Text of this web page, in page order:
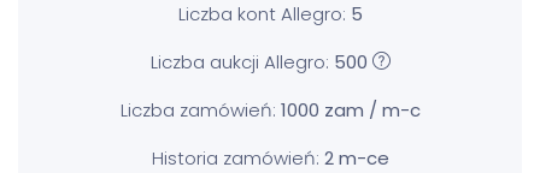
Liczba kont Allegro: 5
Liczba aukcji Allegro: 500
Liczba zamówień: 1000 zam / m-c
Historia zamówień: 2 m-ce